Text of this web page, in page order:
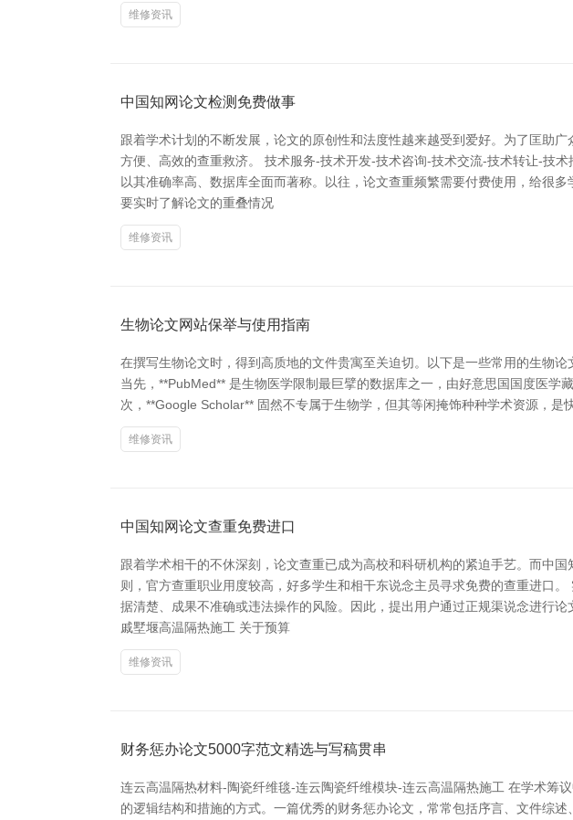
维修资讯
中国知网论文检测免费做事
跟着学术计划的不断发展，论文的原创性和法度性越来越受到爱好。为了匡助
方便、高效的查重救济。 技术服务-技术开发-技术咨询-技术交流-技术转让-技
以其准确率高、数据库全面而著称。以往，论文查重频繁需要付费使用，给很
要实时了解论文的重叠情况
维修资讯
生物论文网站保举与使用指南
在撰写生物论文时，得到高质地的文件贵寓至关迫切。以下是一些常用的生物
当先，**PubMed** 是生物医学限制最巨擘的数据库之一，由好意思国国度医
次，**Google Scholar** 固然不专属于生物学，但其等闲掩饰种种学术资源，
维修资讯
中国知网论文查重免费进口
跟着学术相干的不休深刻，论文查重已成为高校和科研机构的紧迫手艺。而中
则，官方查重职业用度较高，好多学生和相干东说念主员寻求免费的查重进口
据清楚、成果不准确或违法操作的风险。因此，提出用户通过正规渠说念进行
戚墅堰高温隔热施工 关于预算
维修资讯
财务惩办论文5000字范文精选与写稿贯串
连云高温隔热材料-陶瓷纤维毯-连云陶瓷纤维模块-连云高温隔热施工 在学术筹
的逻辑结构和措施的方式。一篇优秀的财务惩办论文，常常包括序言、文件综